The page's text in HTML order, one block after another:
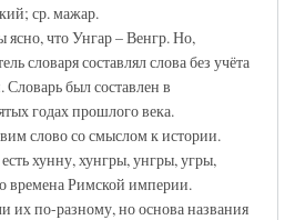
ср. мажар.
ясно, что Унгар – Венгр. Но,
словаря составлял слова без учёта
Словарь был составлен в
годах прошлого века.
слово со смыслом к истории.
хунну, хунгры, унгры, угры,
времена Римской империи.
их по-разному, но основа названия